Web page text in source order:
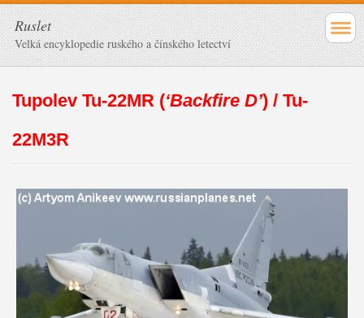
Ruslet
Velká encyklopedie ruského a čínského letectví
Tupolev Tu-22MR (‘Backfire D’) / Tu-
22M3R